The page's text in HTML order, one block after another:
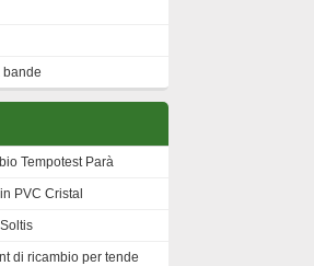
bande
Tempotest Parà
PVC Cristal
di ricambio per tende